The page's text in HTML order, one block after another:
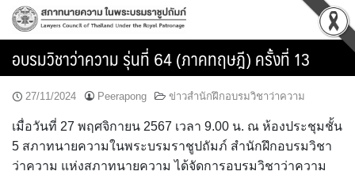
Skip
อบรมวิชาว่าความ รุ่นที่ 64 (ภาคทฤษฎี) ครั้งที่ 13
27/11/2024 Peerapong ข่าวสำนักฝึกอบรมวิชาว่าความ
เมื่อวันที่ 27 พฤศจิกายน 2567 เวลา 9.00 น. ณ ห้องประชุมชั้น
5 สภาทนายความในพระบรมราชูปถัมภ์ สำนักฝึกอบรมวิชา
ว่าความ แห่งสภาทนายความ ได้จัดการอบรมวิชาว่าความ